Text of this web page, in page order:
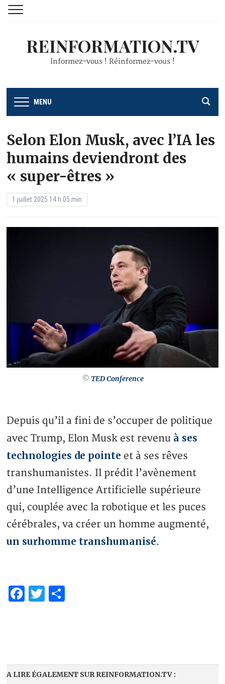
REINFORMATION.TV
Informez-vous ! Réinformez-vous !
MENU
Selon Elon Musk, avec l’IA les
humains deviendront des
« super-êtres »
1 juillet 2025 14 h 05 min
© TED Conference
Depuis qu’il a fini de s’occuper de politique
avec Trump, Elon Musk est revenu à ses
technologies de pointe et à ses rêves
transhumanistes. Il prédit l’avènement
d’une Intelligence Artificielle supérieure
qui, couplée avec la robotique et les puces
cérébrales, va créer un homme augmenté,
un surhomme transhumanisé.
Facebook
Twitter
A LIRE ÉGALEMENT SUR REINFORMATION.TV :